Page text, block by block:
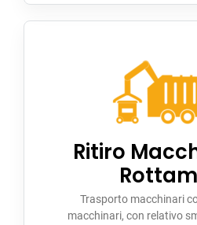
Ritiro
Trasporto macchinari
macchinari, con relativo